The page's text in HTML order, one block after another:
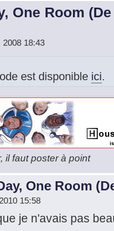
One Room
18:43
est disponible ici.
il faut poster à point
One Room
15:58
je n'avais pas